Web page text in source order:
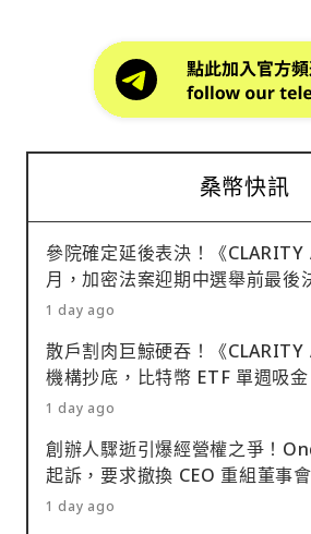
桑幣快訊
參院確定延後表決！《
月，加密法案迎期中選舉前最後
1 day ago
散戶割肉巨鯨硬吞！《
機構抄底，比特幣 ETF 單週吸
1 day ago
創辦人驟逝引爆經營權之爭！
起訴，要求撤換 CEO 重組董事會
1 day ago